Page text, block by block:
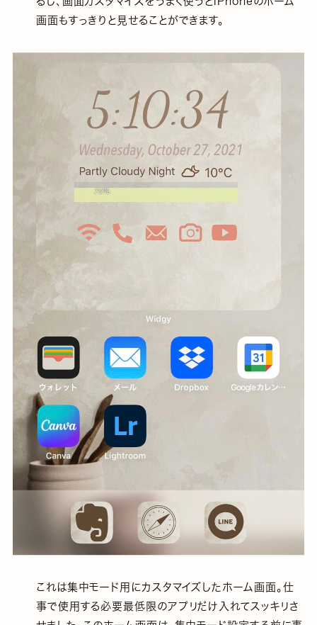
画面もすっきりと見せることができます。
これは集中モード用にカスタマイズしたホーム画面。仕
事で使用する必要最低限のアプリだけ入れてスッキリさ